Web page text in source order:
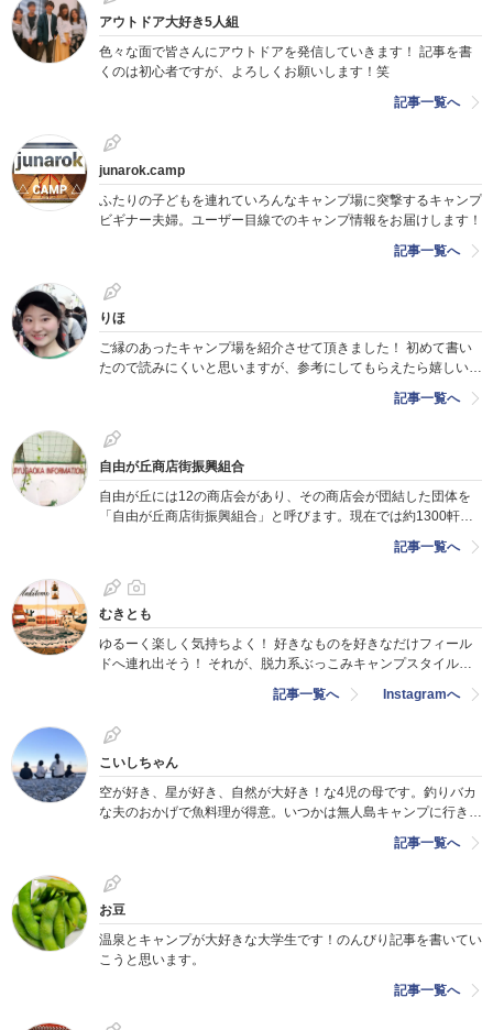
アウトドア大好き5人組
色々な面で皆さんにアウトドアを発信していきます！ 記事を書
くのは初心者ですが、よろしくお願いします！笑
記事一覧へ
junarok.camp
ふたりの子どもを連れていろんなキャンプ場に突撃するキャンプ
ビギナー夫婦。ユーザー目線でのキャンプ情報をお届けします！
記事一覧へ
りほ
ご縁のあったキャンプ場を紹介させて頂きました！ 初めて書い
たので読みにくいと思いますが、参考にしてもらえたら嬉しいで
記事一覧へ
自由が丘商店街振興組合
自由が丘には12の商店会があり、その商店会が団結した団体を
「自由が丘商店街振興組合」と呼びます。現在では約1300軒を
記事一覧へ
むきとも
ゆるーく楽しく気持ちよく！ 好きなものを好きなだけフィール
ドへ連れ出そう！ それが、脱力系ぶっこみキャンプスタイル！
記事一覧へ Instagramへ
こいしちゃん
空が好き、星が好き、自然が大好き！な4児の母です。釣りバカ
な夫のおかげで魚料理が得意。いつかは無人島キャンプに行きた
記事一覧へ
お豆
温泉とキャンプが大好きな大学生です！のんびり記事を書いてい
こうと思います。
記事一覧へ